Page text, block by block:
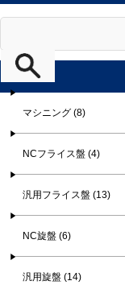
マシニング (8)
NCフライス盤 (4)
汎用フライス盤 (13)
NC旋盤 (6)
汎用旋盤 (14)